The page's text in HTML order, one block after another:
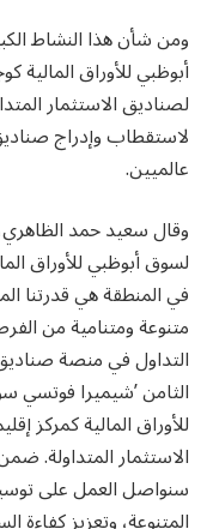
ومن شأن هذا النشاط
أبوظبي للأوراق
لصناديق الاستثمار
لاستقطاب وإدراج
عالميين.
وقال سعيد حمد
لسوق أبوظبي للأوراق
في المنطقة هي قدرتنا
متنوعة ومتنامية من
التداول في منصة
للأوراق المالية كمركز
الاستثمار المتداولة.
سنواصل العمل على